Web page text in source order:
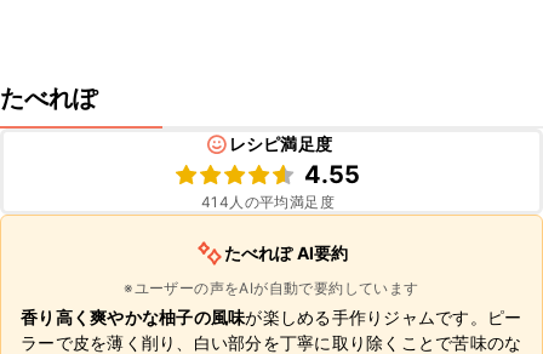
たべれぽ
レシピ満足度
4.55
414 人の平均満足度
たべれぽ AI要約
※ユーザーの声をAIが自動で要約しています
香り高く爽やかな柚子の風味が楽しめる手作りジャムです。ピー
ラーで皮を薄く削り、白い部分を丁寧に取り除くことで苦味のな